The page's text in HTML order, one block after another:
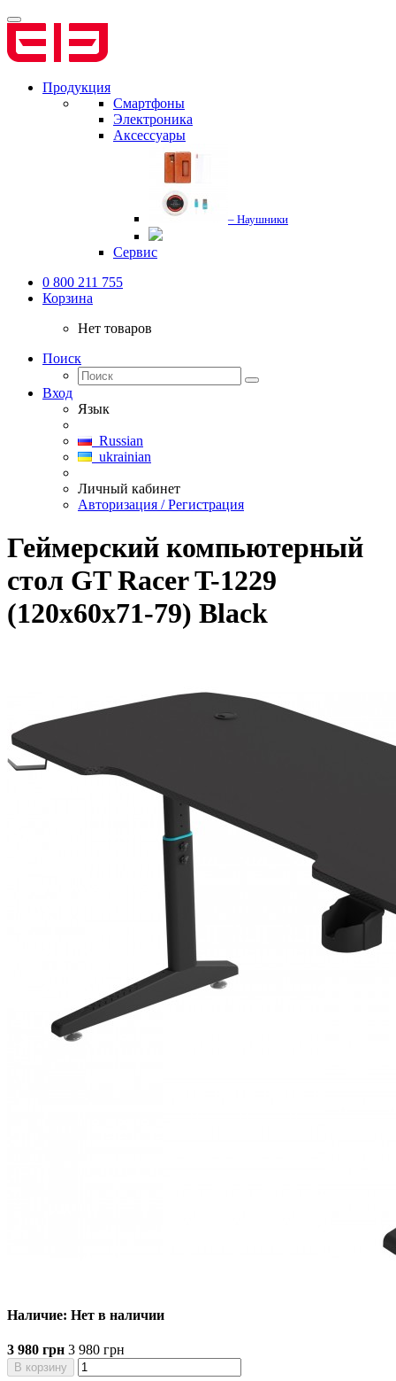
Продукция
Смартфоны
Электроника
Аксессуары
– Наушники
Сервис
0 800 211 755
Корзина
Нет товаров
Поиск
Вход
Язык
Russian
ukrainian
Личный кабинет
Авторизация / Регистрация
Геймерский компьютерный
стол GT Racer T-1229
(120x60x71-79) Black
Наличие: Нет в наличии
3 980 грн 3 980 грн
В корзину